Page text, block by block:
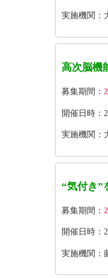
実施機関：
高次脳機
募集期間：
開催日時：
実施機関：
“気付き”
募集期間：
開催日時：
実施機関：